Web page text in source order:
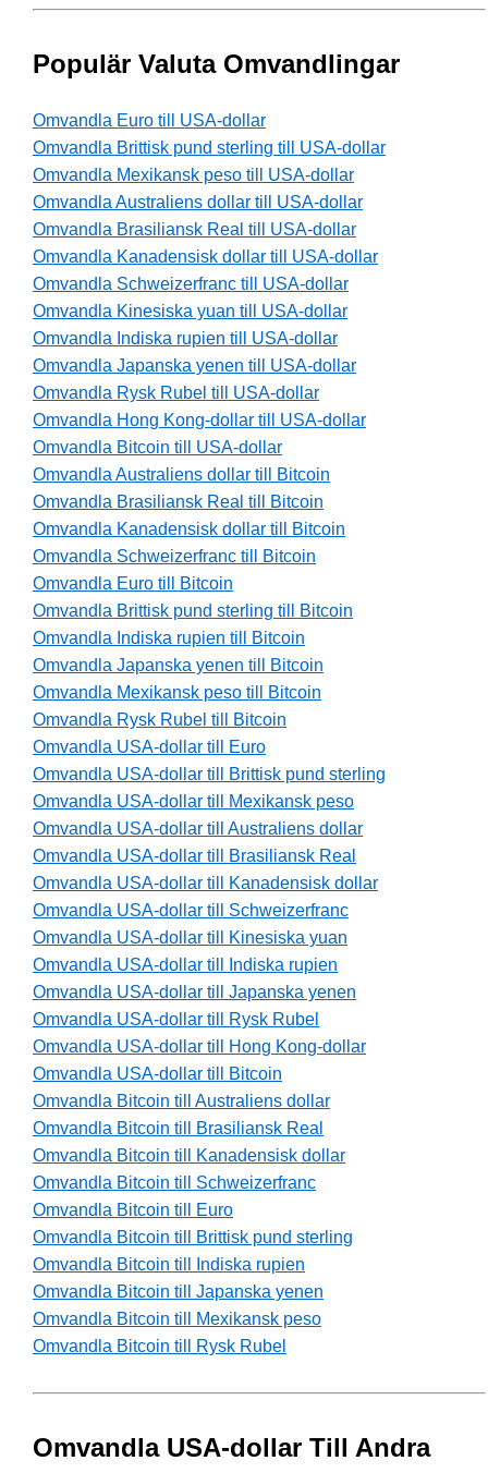
Populär Valuta Omvandlingar
Omvandla Euro till USA-dollar
Omvandla Brittisk pund sterling till USA-dollar
Omvandla Mexikansk peso till USA-dollar
Omvandla Australiens dollar till USA-dollar
Omvandla Brasiliansk Real till USA-dollar
Omvandla Kanadensisk dollar till USA-dollar
Omvandla Schweizerfranc till USA-dollar
Omvandla Kinesiska yuan till USA-dollar
Omvandla Indiska rupien till USA-dollar
Omvandla Japanska yenen till USA-dollar
Omvandla Rysk Rubel till USA-dollar
Omvandla Hong Kong-dollar till USA-dollar
Omvandla Bitcoin till USA-dollar
Omvandla Australiens dollar till Bitcoin
Omvandla Brasiliansk Real till Bitcoin
Omvandla Kanadensisk dollar till Bitcoin
Omvandla Schweizerfranc till Bitcoin
Omvandla Euro till Bitcoin
Omvandla Brittisk pund sterling till Bitcoin
Omvandla Indiska rupien till Bitcoin
Omvandla Japanska yenen till Bitcoin
Omvandla Mexikansk peso till Bitcoin
Omvandla Rysk Rubel till Bitcoin
Omvandla USA-dollar till Euro
Omvandla USA-dollar till Brittisk pund sterling
Omvandla USA-dollar till Mexikansk peso
Omvandla USA-dollar till Australiens dollar
Omvandla USA-dollar till Brasiliansk Real
Omvandla USA-dollar till Kanadensisk dollar
Omvandla USA-dollar till Schweizerfranc
Omvandla USA-dollar till Kinesiska yuan
Omvandla USA-dollar till Indiska rupien
Omvandla USA-dollar till Japanska yenen
Omvandla USA-dollar till Rysk Rubel
Omvandla USA-dollar till Hong Kong-dollar
Omvandla USA-dollar till Bitcoin
Omvandla Bitcoin till Australiens dollar
Omvandla Bitcoin till Brasiliansk Real
Omvandla Bitcoin till Kanadensisk dollar
Omvandla Bitcoin till Schweizerfranc
Omvandla Bitcoin till Euro
Omvandla Bitcoin till Brittisk pund sterling
Omvandla Bitcoin till Indiska rupien
Omvandla Bitcoin till Japanska yenen
Omvandla Bitcoin till Mexikansk peso
Omvandla Bitcoin till Rysk Rubel
Omvandla USA-dollar Till Andra